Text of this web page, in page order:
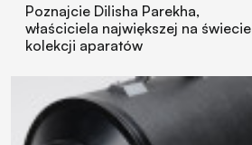
Poznajcie Dilisha Parekha,
właściciela największej na świecie
kolekcji aparatów